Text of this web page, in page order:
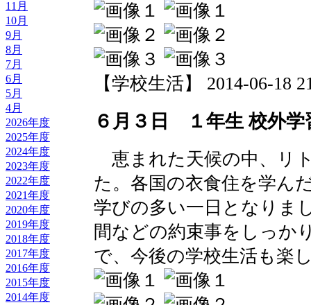
11月
10月
9月
8月
7月
6月
5月
4月
2026年度
2025年度
2024年度
2023年度
2022年度
2021年度
2020年度
2019年度
2018年度
2017年度
2016年度
2015年度
2014年度
【学校生活】 2014-06-18
６月３日 １年生 校外学
恵まれた天候の中、リ
た。各国の衣食住を学ん
学びの多い一日となりま
間などの約束事をしっか
で、今後の学校生活も楽